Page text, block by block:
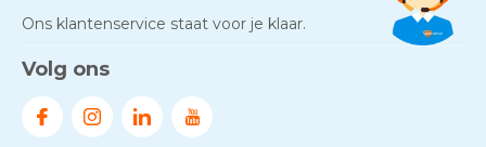
Ons klantenservice staat voor je klaar.
Volg ons